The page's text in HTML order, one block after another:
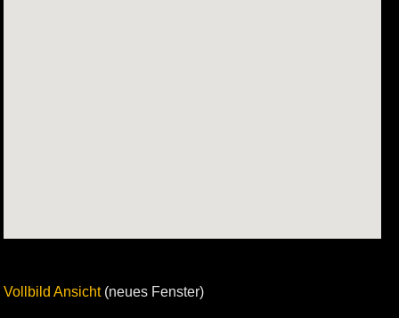
Vollbild Ansicht(neues Fenster)